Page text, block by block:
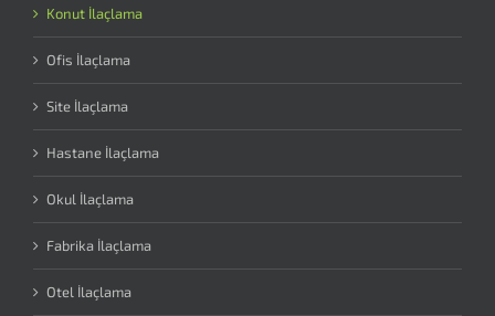
Konut İlaçlama
Ofis İlaçlama
Site İlaçlama
Hastane İlaçlama
Okul İlaçlama
Fabrika İlaçlama
Otel İlaçlama